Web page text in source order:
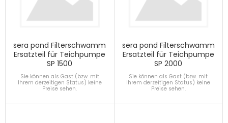
sera pond Filterschwamm
Ersatzteil für Teichpumpe
SP 1500
Sie können als Gast (bzw. mit
Ihrem derzeitigen Status) keine
Preise sehen.
sera pond Filterschwamm
Ersatzteil für Teichpumpe
SP 2000
Sie können als Gast (bzw. mit
Ihrem derzeitigen Status) keine
Preise sehen.